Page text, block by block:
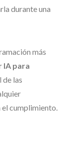
durante una
más
IA para
de las
el cumplimiento.